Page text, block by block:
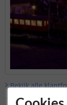
Bekijk alle